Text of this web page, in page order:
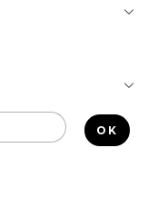
ALTERAR CEP
OK